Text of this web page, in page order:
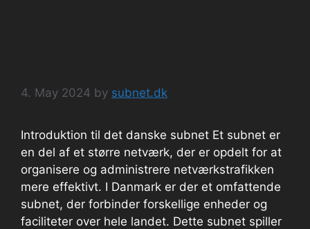
4. May 2024 by subnet.dk
Introduktion til det danske subnet Et subnet er
en del af et større netværk, der er opdelt for at
organisere og administrere netværkstrafikken
mere effektivt. I Danmark er der et omfattende
subnet, der forbinder forskellige enheder og
faciliteter over hele landet. Dette subnet spiller